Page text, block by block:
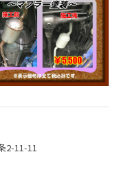
2-11-11